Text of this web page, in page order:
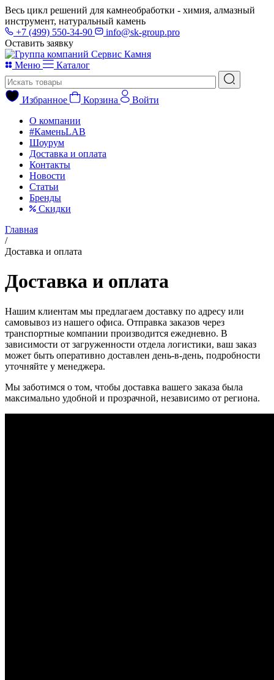
Весь цикл решений для камнеобработки - химия, алмазный
инструмент, натуральный камень
+7 (499) 550-34-90
info@sk-group.pro
Оставить заявку
Меню Каталог
Избранное Корзина
Войти
О компании
#КаменьLAB
Шоурум
Доставка и оплата
Контакты
Новости
Статьи
Бренды
Скидки
Главная
/
Доставка и оплата
Доставка и оплата
Нашим клиентам мы предлагаем доставку по адресу или
самовывоз из нашего офиса. Отправка заказов через
транспортные компании производится ежедневно. В
зависимости от загруженности отдела логистики, ваш заказ
может быть оперативно доставлен день-в-день, подробности
уточняйте у менеджера.
Мы заботимся о том, чтобы доставка вашего заказа была
максимально удобной и прозрачной, независимо от региона.